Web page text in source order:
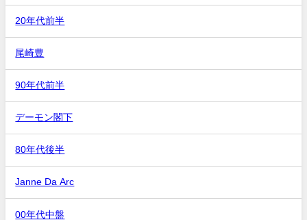
20年代前半
尾崎豊
90年代前半
デーモン閣下
80年代後半
Janne Da Arc
00年代中盤